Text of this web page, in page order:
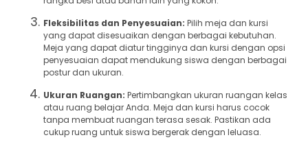
Fleksibilitas dan Penyesuaian: Pilih meja dan kursi
yang dapat disesuaikan dengan berbagai kebutuhan.
Meja yang dapat diatur tingginya dan kursi dengan opsi
penyesuaian dapat mendukung siswa dengan berbagai
postur dan ukuran.
Ukuran Ruangan: Pertimbangkan ukuran ruangan kelas
atau ruang belajar Anda. Meja dan kursi harus cocok
tanpa membuat ruangan terasa sesak. Pastikan ada
cukup ruang untuk siswa bergerak dengan leluasa.